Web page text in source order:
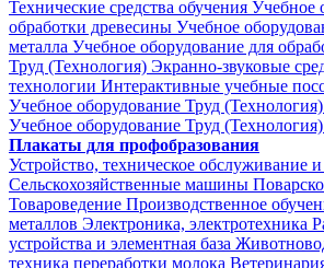
Технические средства обучения Учебное
обработки древесины Учебное
металла Учебное оборудование для
Труд (Технология) Экранно-звуковые
технологии Интерактивные учебные
Учебное оборудование Труд
Учебное оборудование Труд
Плакаты для профобразования
Устройство, техническое обслуживание
Сельскохозяйственные машины
Товароведение Производственное
металлов Электроника, электротехника
устройства и элементная база
техника переработки молока